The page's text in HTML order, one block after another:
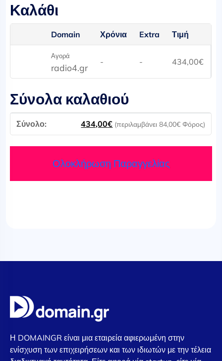
Καλάθι
Domain Χρόνια Extra Τιμή
Αγορά
radio4.gr
- - 434,00€
Σύνολα καλαθιού
434,00€ (περιλαμβάνει84,00€ Φόρος)
Ολοκλήρωση Παραγγελίας
Η DOMAINGR είναι μια εταιρεία αφιερωμένη στην
ενίσχυση των επιχειρήσεων και των ιδιωτών με την τέλεια